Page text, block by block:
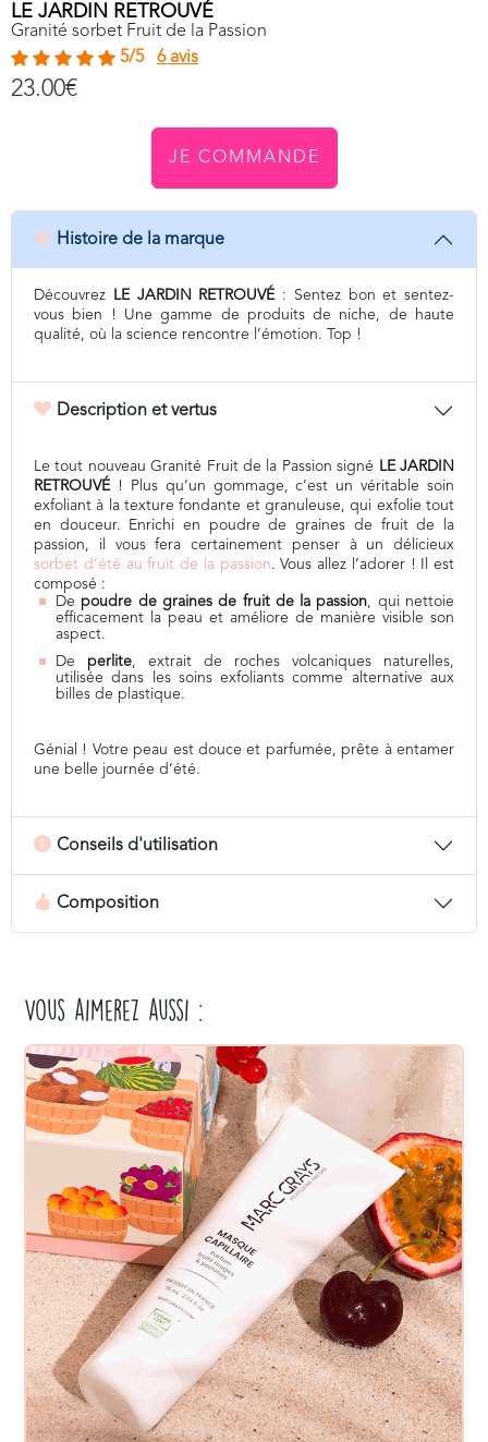
LE JARDIN RETROUVÉ
Granité sorbet Fruit de la Passion
5/5
6 avis
23.00€
JE COMMANDE
Histoire de la marque
Découvrez LE JARDIN RETROUVÉ: Sentez bon et sentez-
vous bien ! Une gamme de produits de niche, de haute
qualité, où la science rencontre l’émotion. Top !
Description et vertus
Le tout nouveau Granité Fruit de la Passion signé LE JARDIN
RETROUVÉ! Plus qu’un gommage, c’est un véritable soin
exfoliant à la texture fondante et granuleuse, qui exfolie tout
en douceur. Enrichi en poudre de graines de fruit de la
passion, il vous fera certainement penser à un délicieux
sorbet d’été au fruit de la passion. Vous allez l’adorer ! Il est
composé :
De poudre de graines de fruit de la passion, qui nettoie
efficacement la peau et améliore de manière visible son
aspect.
De perlite, extrait de roches volcaniques naturelles,
utilisée dans les soins exfoliants comme alternative aux
billes de plastique.
Génial ! Votre peau est douce et parfumée, prête à entamer
une belle journée d’été.
Conseils d'utilisation
Composition
Vous aimerez aussi :